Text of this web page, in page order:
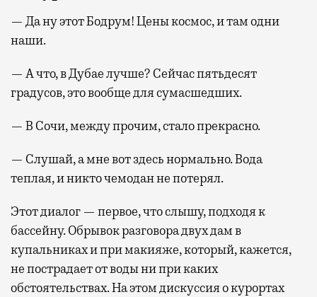
— Да ну этот Бодрум! Цены космос, и там одни
наши.
— А что, в Дубае лучше? Сейчас пятьдесят
градусов, это вообще для сумасшедших.
— В Сочи, между прочим, стало прекрасно.
— Слушай, а мне вот здесь нормально. Вода
теплая, и никто чемодан не потерял.
Этот диалог — первое, что слышу, подходя к
бассейну. Обрывок разговора двух дам в
купальниках и при макияже, который, кажется,
не пострадает от воды ни при каких
обстоятельствах. На этом дискуссия о курортах